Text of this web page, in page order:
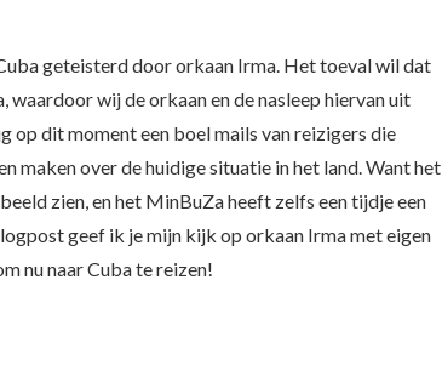
geteisterd door orkaan Irma. Het toeval wil dat
waardoor wij de orkaan en de nasleep hiervan uit
op dit moment een boel mails van reizigers die
maken over de huidige situatie in het land. Want het
zien, en het MinBuZa heeft zelfs een tijdje een
geef ik je mijn kijk op orkaan Irma met eigen
nu naar Cuba te reizen!